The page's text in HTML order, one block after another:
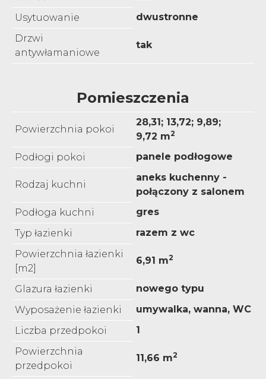
Usytuowanie
dwustronne
Drzwi
antywłamaniowe
tak
Pomieszczenia
Powierzchnia pokoi
28,31; 13,72; 9,89;
9,72 m2
Podłogi pokoi panele podłogowe
Rodzaj kuchni
aneks kuchenny -
połączony z salonem
Podłoga kuchni
gres
Typ łazienki
razem z wc
Powierzchnia łazienki
[m2]
6,91 m2
Glazura łazienki
nowego typu
Wyposażenie łazienki
umywalka, wanna, WC
Liczba przedpokoi
1
Powierzchnia
przedpokoi
11,66 m2